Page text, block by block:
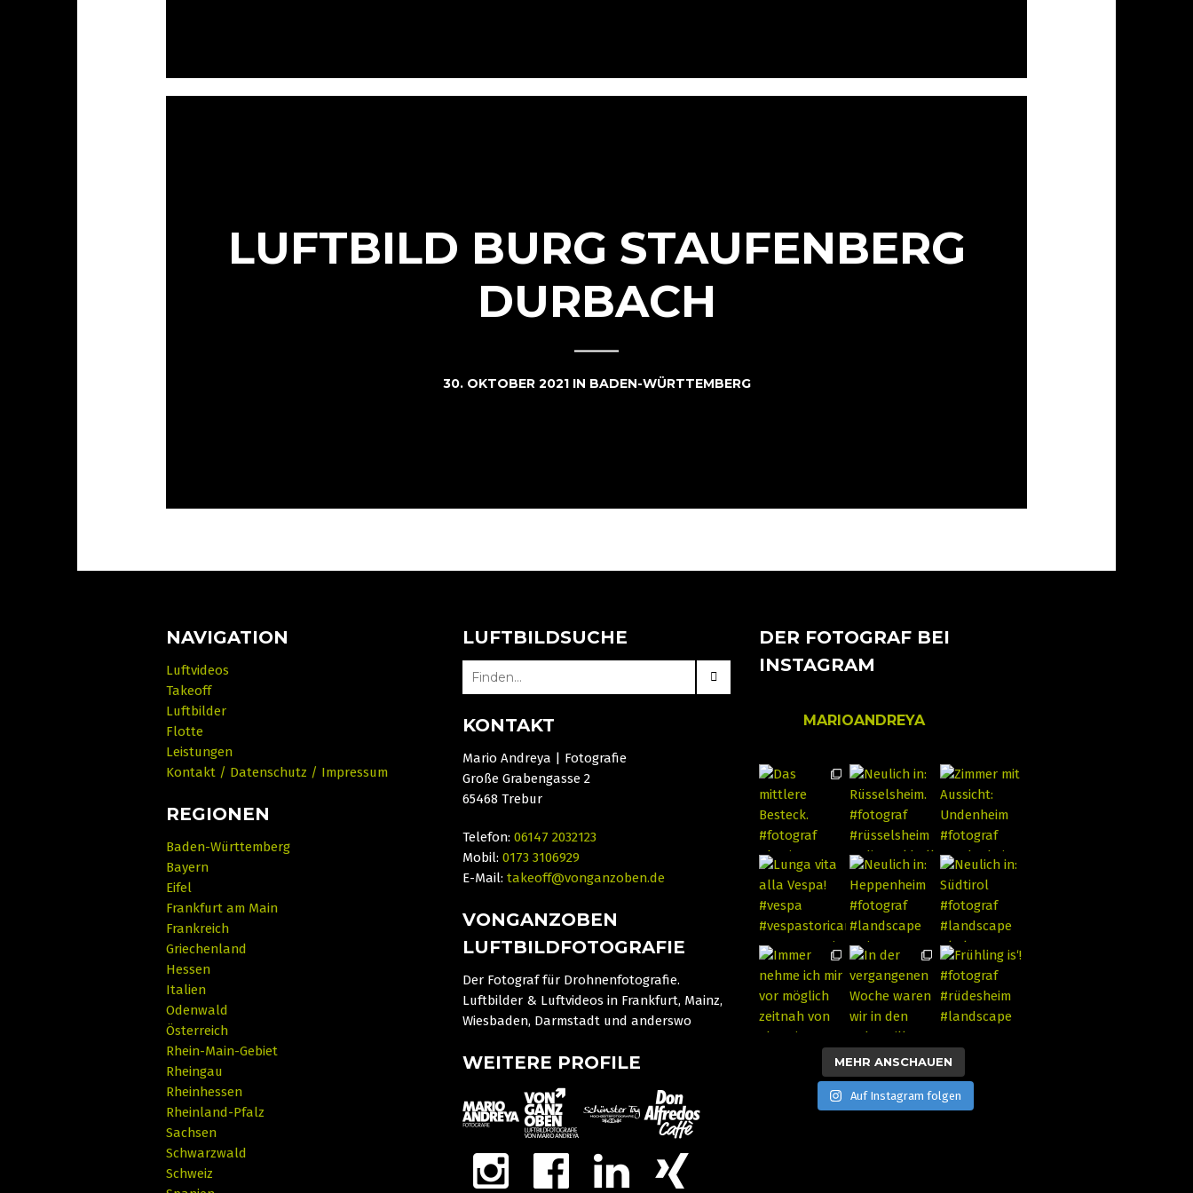
LUFTBILD BURG STAUFENBERG
DURBACH
30. OKTOBER 2021 IN BADEN-WÜRTTEMBERG
NAVIGATION
Luftvideos
Takeoff
Luftbilder
Flotte
Leistungen
Kontakt / Datenschutz / Impressum
REGIONEN
Baden-Württemberg
Bayern
Eifel
Frankfurt am Main
Frankreich
Griechenland
Hessen
Italien
Odenwald
Österreich
Rhein-Main-Gebiet
Rheingau
Rheinhessen
Rheinland-Pfalz
Sachsen
Schwarzwald
Schweiz
LUFTBILDSUCHE
SEARCH
FOR:
KONTAKT
Mario Andreya | Fotografie
Große Grabengasse 2
65468 Trebur
Telefon:06147 2032123
Mobil:0173 3106929
E-Mail:takeoff@vonganzoben.de
VONGANZOBEN
LUFTBILDFOTOGRAFIE
Der Fotograf für Drohnenfotografie.
Luftbilder & Luftvideos in Frankfurt, Mainz,
Wiesbaden, Darmstadt und anderswo
WEITERE PROFILE
DER FOTOGRAF BEI
INSTAGRAM
MARIOANDREYA
MEHR ANSCHAUEN
Auf Instagram folgen